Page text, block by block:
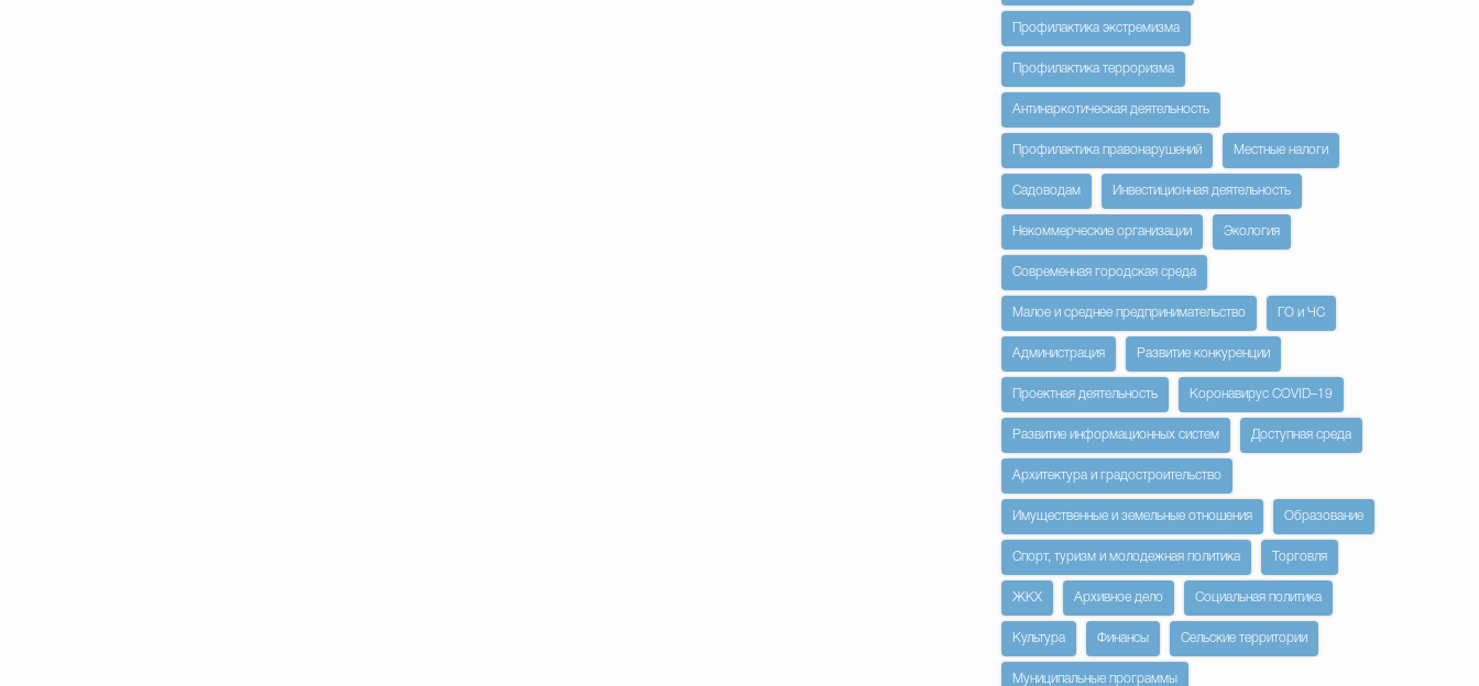
Профилактика экстремизма
Профилактика терроризма
Антинаркотическая деятельность
Профилактика правонарушений Местные налоги
Садоводам Инвестиционная деятельность
Некоммерческие организации Экология
Современная городская среда
Малое и среднее предпринимательство ГО и ЧС
Администрация Развитие конкуренции
Проектная деятельность Коронавирус COVID–19
Развитие информационных систем Доступная среда
Архитектура и градостроительство
Имущественные и земельные отношения Образование
Спорт, туризм и молодежная политика Торговля
ЖКХ Архивное дело Социальная политика
Культура Финансы Сельские территории
Муниципальные программы